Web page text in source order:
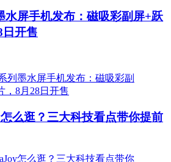
水屏手机发布：磁吸彩副屏+跃
日开售
么逛？三大科技看点带你提前